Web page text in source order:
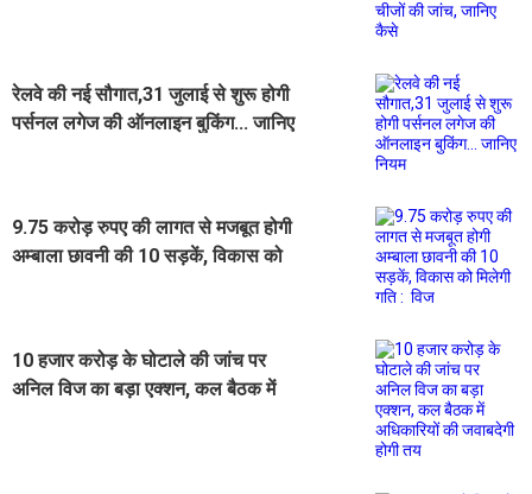
रेलवे की नई सौगात,31 जुलाई से शुरू होगी
पर्सनल लगेज की ऑनलाइन बुकिंग... जानिए
9.75 करोड़ रुपए की लागत से मजबूत होगी
अम्बाला छावनी की 10 सड़कें, विकास को
10 हजार करोड़ के घोटाले की जांच पर
अनिल विज का बड़ा एक्शन, कल बैठक में